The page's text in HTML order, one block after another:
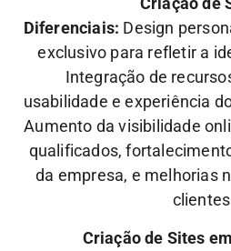
Diferenciais: Design
exclusivo para refletir a
Integração de
usabilidade e experiência
Aumento da visibilidade
qualificados,
da empresa, e melhorias
Criação de Sites